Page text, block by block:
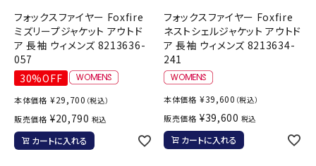
フォックスファイヤー Foxfire
ミズリープジャケット アウトド
ア 長袖 ウィメンズ 8213636-
057
30%OFF
本体価格 ¥29,700 （税込）
販売価格 ¥20,790 税込
カートに入れる
フォックスファイヤー Foxfire
ネストシェルジャケット アウトド
ア 長袖 ウィメンズ 8213634-
241
本体価格 ¥39,600 （税込）
販売価格 ¥39,600 税込
カートに入れる